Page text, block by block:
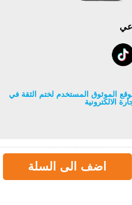
اضف الى السلة
الموثوق المستخدم لختم الثقة في
الالكترونية